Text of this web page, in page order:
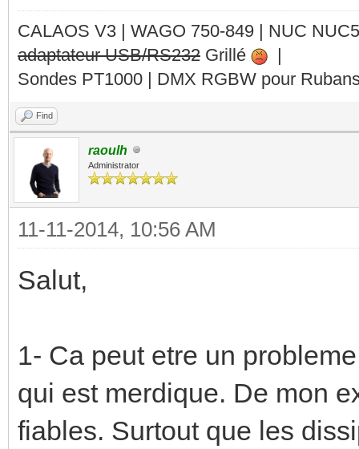
CALAOS V3 | WAGO 750-849 | NUC
adaptateur USB/RS232 Grillé
|
Sondes PT1000 | DMX RGBW pour
Find
raoulh
Administrator
11-11-2014, 10:56 AM
Salut,
1- Ca peut etre un
qui est merdique. De mon
fiables. Surtout que les